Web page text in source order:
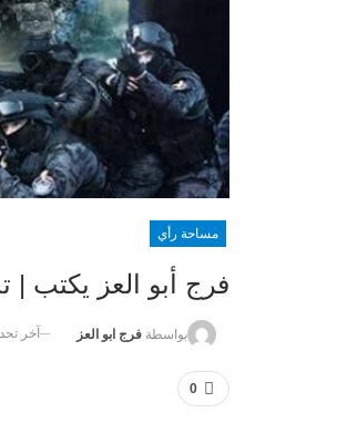
مساحة رأي
فرج أبو العز يكتب
بواسطة فرج ابو العز آخر
0